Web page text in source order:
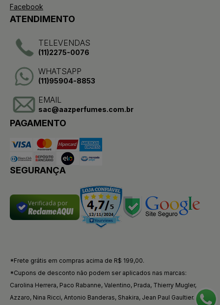
Facebook
ATENDIMENTO
TELEVENDAS
(11)2275-0076
WHATSAPP
(11)95904-8853
EMAIL
sac@aazperfumes.com.br
PAGAMENTO
SEGURANÇA
Verificada por
*Frete grátis em compras acima de R$ 199,00.
*Cupons de desconto não podem ser aplicados nas marcas:
Carolina Herrera, Paco Rabanne, Valentino, Prada, Thierry Mugler,
Azzaro, Nina Ricci, Antonio Banderas, Shakira, Jean Paul Gaultier.